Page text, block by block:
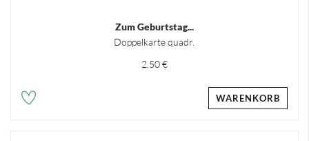
Zum Geburtstag...
Doppelkarte quadr.
2,50 €
WARENKORB